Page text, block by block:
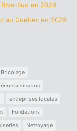
Sud en 2026
au Québec en 2026
Bricolage
entreprises locales
Fondations
Nettoyage